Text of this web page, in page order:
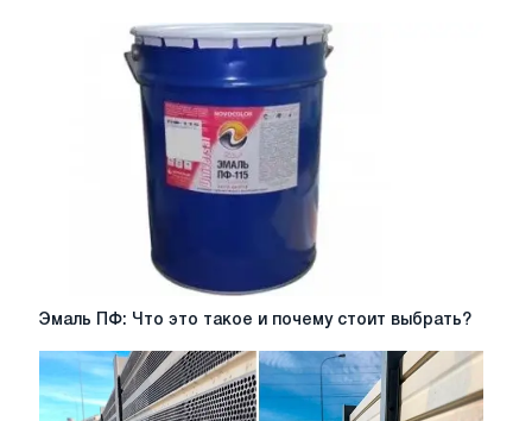
Эмаль
Что
это
такое
Эмаль ПФ: Что это такое и почему стоит выбрать?